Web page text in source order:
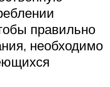
правильно
необходимо